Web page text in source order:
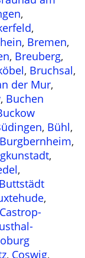
,
,
, Bremen,
, Breuberg,
, Bruchsal,
der Mur,
, Buchen
, Bühl,
Burgbernheim,
,
,
Buttstädt
,
Castrop-
, Coswig,